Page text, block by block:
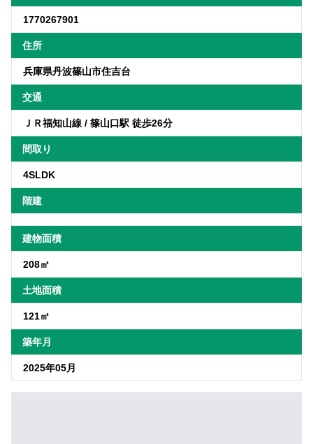
1770267901
住所
兵庫県丹波篠山市住吉台
交通
ＪＲ福知山線 / 篠山口駅 徒歩26分
間取り
4SLDK
階建
建物面積
208㎡
土地面積
121㎡
築年月
2025年05月